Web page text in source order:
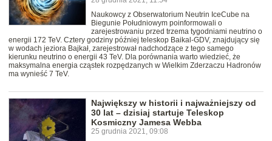
Naukowcy z Obserwatorium Neutrin IceCube na
Biegunie Południowym poinformowali o
zarejestrowaniu przed trzema tygodniami neutrino o
energii 172 TeV. Cztery godziny później teleskop Baikal-GDV, znajdujący się
w wodach jeziora Bajkał, zarejestrował nadchodzące z tego samego
kierunku neutrino o energii 43 TeV. Dla porównania warto wiedzieć, że
maksymalna energia cząstek rozpędzanych w Wielkim Zderzaczu Hadronów
ma wynieść 7 TeV.
Największy w historii i najważniejszy od
30 lat – dzisiaj startuje Teleskop
Kosmiczny Jamesa Webba
25 grudnia 2021, 09:08